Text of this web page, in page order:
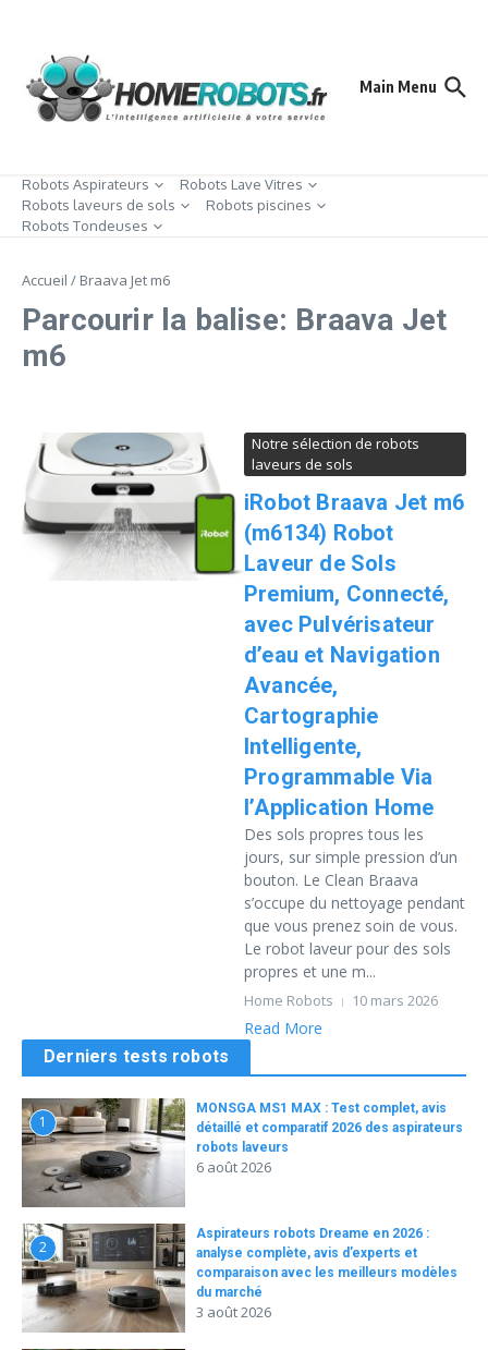
Main Menu
Robots Aspirateurs
Robots Lave Vitres
Robots laveurs de sols
Robots piscines
Robots Tondeuses
Accueil / Braava Jet m6
Parcourir la balise: Braava Jet
m6
Notre sélection de robots
laveurs de sols
iRobot Braava Jet m6
(m6134) Robot
Laveur de Sols
Premium, Connecté,
avec Pulvérisateur
d’eau et Navigation
Avancée,
Cartographie
Intelligente,
Programmable Via
l’Application Home
Des sols propres tous les
jours, sur simple pression d’un
bouton. Le Clean Braava
s’occupe du nettoyage pendant
que vous prenez soin de vous.
Le robot laveur pour des sols
propres et une m...
Home Robots 10 mars 2026
Read More
Derniers tests robots
1
MONSGA MS1 MAX : Test complet, avis
détaillé et comparatif 2026 des aspirateurs
robots laveurs
6 août 2026
2
Aspirateurs robots Dreame en 2026 :
analyse complète, avis d’experts et
comparaison avec les meilleurs modèles
du marché
3 août 2026